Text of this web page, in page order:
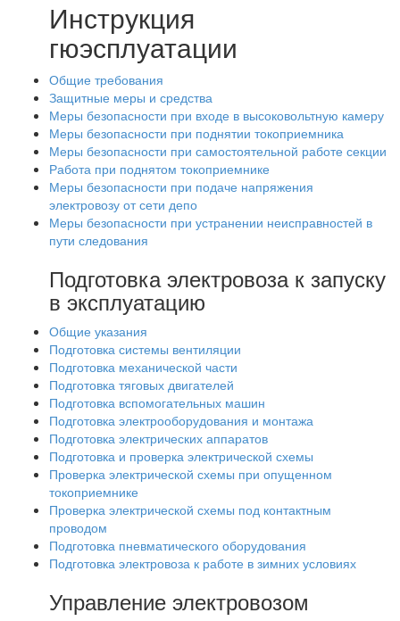
Инструкция
гюэсплуатации
Общие требования
Защитные меры и средства
Меры безопасности при входе в высоковольтную камеру
Меры безопасности при поднятии токоприемника
Меры безопасности при самостоятельной работе секции
Работа при поднятом токоприемнике
Меры безопасности при подаче напряжения
электровозу от сети депо
Меры безопасности при устранении неисправностей в
пути следования
Подготовка электровоза к запуску
в эксплуатацию
Общие указания
Подготовка системы вентиляции
Подготовка механической части
Подготовка тяговых двигателей
Подготовка вспомогательных машин
Подготовка электрооборудования и монтажа
Подготовка электрических аппаратов
Подготовка и проверка электрической схемы
Проверка электрической схемы при опущенном
токоприемнике
Проверка электрической схемы под контактным
проводом
Подготовка пневматического оборудования
Подготовка электровоза к работе в зимних условиях
Управление электровозом